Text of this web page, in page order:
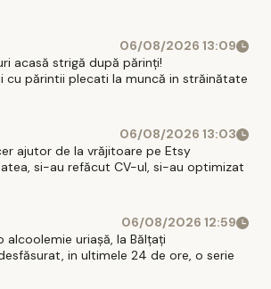
06/08/2026 13:09
acasă strigă după părinți!
cu părintii plecati la muncă in străinătate
06/08/2026 13:03
ajutor de la vrăjitoare pe Etsy
si-au refăcut CV-ul, si-au optimizat
06/08/2026 12:59
alcoolemie uriașă, la Bălțați
in ultimele 24 de ore, o serie